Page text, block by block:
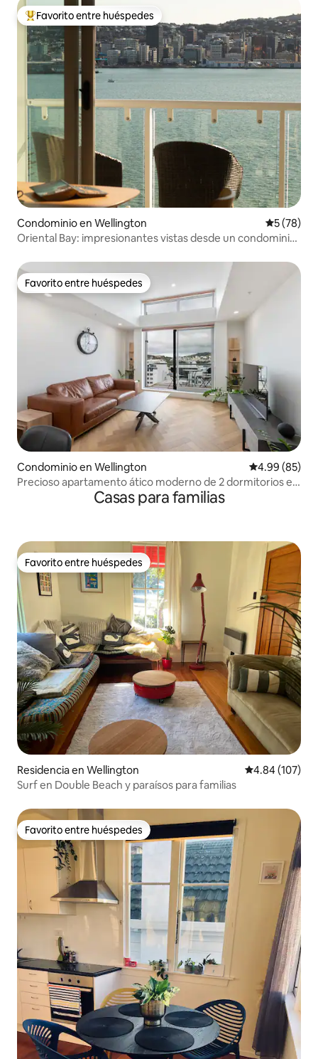
De los mejores en Favorito entre huéspedes
Favorito entre huéspedes
Condominio en Wellington
5 (78)
Oriental Bay: impresionantes vistas desde un condominio
Favorito entre huéspedes
Favorito entre huéspedes
Condominio en Wellington Calificación
4.99 (85)
Precioso apartamento ático moderno de 2 dormitorios en
Casas para familias
Favorito entre huéspedes
Favorito entre huéspedes
Residencia en Wellington Calificación
4.84 (107)
Surf en Double Beach y paraísos para familias
Favorito entre huéspedes
Favorito entre huéspedes